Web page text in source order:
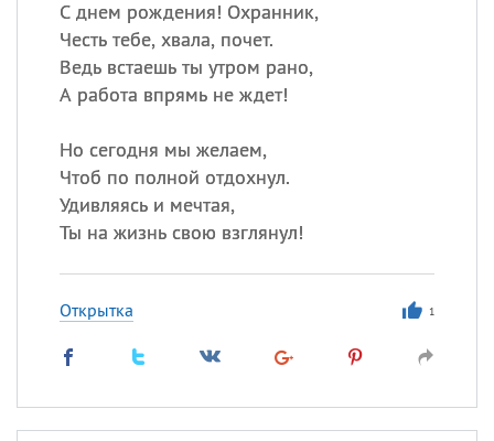
С днем рождения! Охранник,
Честь тебе, хвала, почет.
Ведь встаешь ты утром рано,
А работа впрямь не ждет!
Но сегодня мы желаем,
Чтоб по полной отдохнул.
Удивляясь и мечтая,
Ты на жизнь свою взглянул!
Открытка 1
покровителя всех
09.08 День книголюбов (Book
ИМЕНА
Сегодня празднуют именины
Посмотреть значениеи
происхождение